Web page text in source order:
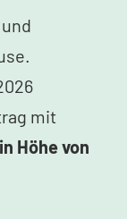
mit
Höhe von